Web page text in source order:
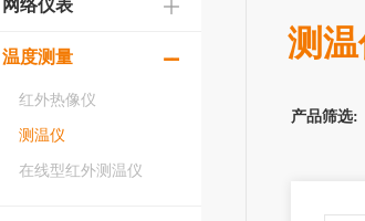
网络仪表
温度测量
红外热像仪
测温仪
在线型红外测温仪
测
产品筛选: